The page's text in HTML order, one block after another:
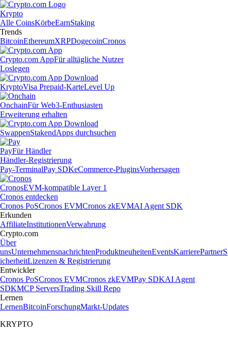
Krypto
Alle CoinsKörbeEarnStaking
Trends
BitcoinEthereumXRPDogecoinCronos
Crypto.com AppFür alltägliche Nutzer
Loslegen
KryptoVisa Prepaid-KarteLevel Up
OnchainFür Web3-Enthusiasten
Erweiterung erhalten
SwappenStakendApps durchsuchen
PayFür Händler
Händler-Registrierung
Pay-TerminalPay SDKeCommerce-PluginsVorhersagen
CronosEVM-kompatible Layer 1
Cronos entdecken
Cronos PoSCronos EVMCronos zkEVMAI Agent SDK
Erkunden
AffiliateInstitutionenVerwahrung
Crypto.com
Über
unsUnternehmensnachrichtenProduktneuheitenEventsKarrierePartnerS
icherheitLizenzen & Registrierung
Entwickler
Cronos PoSCronos EVMCronos zkEVMPay SDKAI Agent
SDKMCP ServersTrading Skill Repo
Lernen
LernenBitcoinForschungMarkt-Updates
KRYPTO